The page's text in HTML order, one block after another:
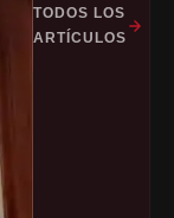
TODOS LOS
ARTÍCULOS